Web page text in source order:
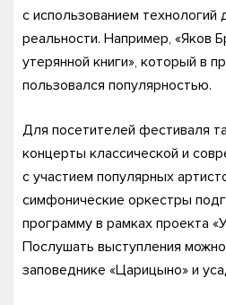
с использованием технологий
реальности. Например, «Яков
утерянной книги», который в
пользовался популярностью.
Для посетителей фестиваля
концерты классической и
с участием популярных
симфонические оркестры
программу в рамках проекта
Послушать выступления
заповеднике «Царицыно» и